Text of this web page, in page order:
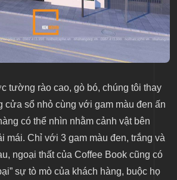
tường rào cao, gò bó, chúng tôi thay
cửa sổ nhỏ cùng với gam màu đen ấn
có thể nhìn nhằm cảnh vật bên
mái. Chỉ với 3 gam màu đen, trắng và
ngoại thất của Coffee Book cũng có
sự tò mò của khách hàng, buộc họ